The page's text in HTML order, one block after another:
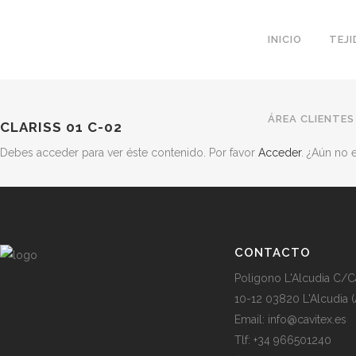
INICIO
ÁREA CLIENTES
CLARISS 01 C-02
Debes acceder para ver éste contenido. Por favor Acceder. ¿Aún no
CONTACTO
Poligono L'Alcudia C/
10-12 03820 L'Alcudia
Email: info@cavitex.es
Tlf: +34 966501240